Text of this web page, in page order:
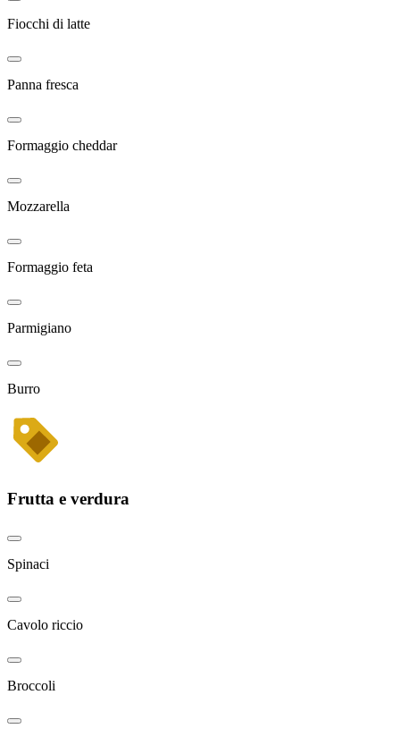
Fiocchi di latte
Panna fresca
Formaggio cheddar
Mozzarella
Formaggio feta
Parmigiano
Burro
Frutta e verdura
Spinaci
Cavolo riccio
Broccoli